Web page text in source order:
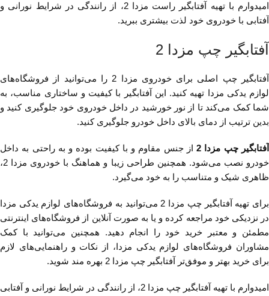
امیدوارم با تهیه آفتابگیر راست مزدا 2، از رانندگی در شرایط نورانی و
آفتابی با خودروی خود لذت بیشتری ببرید.
آفتابگیر چپ مزدا 2
آفتابگیر چپ اصلی برای خودروی مزدا 2 را می‌توانید از فروشگاه‌های
لوازم یدکی مزدا تهیه کنید. این آفتابگیر با کیفیت و ساختاری مناسب، به
شما کمک می‌کند تا از نور خورشید در داخل خودروی خود جلوگیری کنید و
بدین ترتیب از دمای بالای داخل خودرو جلوگیری کنید.
آفتابگیر چپ مزدا 2
از جنس مقاوم و با کیفیت بوده و به راحتی به داخل
خودرو نصب می‌شود. همچنین طراحی زیبا و هماهنگ با خودروی مزدا 2،
ظاهری شیک و متناسب را به خود می‌گیرد.
برای تهیه آفتابگیر چپ مزدا 2 می‌توانید به فروشگاه‌های لوازم یدکی مزدا
در نزدیکی خود مراجعه کرده و یا به صورت آنلاین از فروشگاه‌های اینترنتی
مطمئن و معتبر خرید خود را انجام دهید. همچنین می‌توانید با کمک
مشاوران فروشگاه‌های لوازم یدکی مزدا، از نکات و راهنمایی‌های لازم
برای خرید بهتر و موفق‌تر آفتابگیر چپ مزدا 2 بهره مند شوید.
امیدوارم با تهیه آفتابگیر چپ مزدا 2، از رانندگی در شرایط نورانی و آفتابی